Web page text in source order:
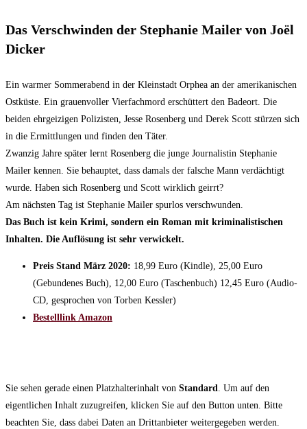
Das Verschwinden der Stephanie Mailer von Joël
Dicker
Ein warmer Sommerabend in der Kleinstadt Orphea an der amerikanischen
Ostküste. Ein grauenvoller Vierfachmord erschüttert den Badeort. Die
beiden ehrgeizigen Polizisten, Jesse Rosenberg und Derek Scott stürzen sich
in die Ermittlungen und finden den Täter.
Zwanzig Jahre später lernt Rosenberg die junge Journalistin Stephanie
Mailer kennen. Sie behauptet, dass damals der falsche Mann verdächtigt
wurde. Haben sich Rosenberg und Scott wirklich geirrt?
Am nächsten Tag ist Stephanie Mailer spurlos verschwunden.
Das Buch ist kein Krimi, sondern ein Roman mit kriminalistischen
Inhalten. Die Auflösung ist sehr verwickelt.
Preis Stand März 2020: 18,99 Euro (Kindle), 25,00 Euro
(Gebundenes Buch), 12,00 Euro (Taschenbuch) 12,45 Euro (Audio-
CD, gesprochen von Torben Kessler)
Bestelllink Amazon
Sie sehen gerade einen Platzhalterinhalt von Standard. Um auf den
eigentlichen Inhalt zuzugreifen, klicken Sie auf den Button unten. Bitte
beachten Sie, dass dabei Daten an Drittanbieter weitergegeben werden.